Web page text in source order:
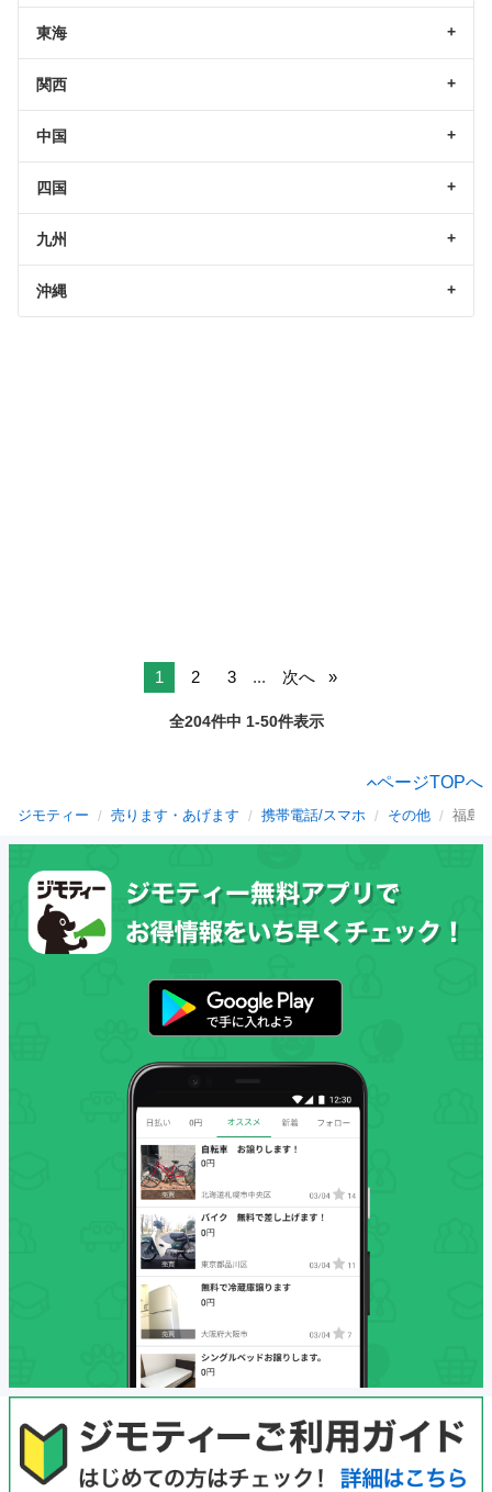
東海
関西
中国
四国
九州
沖縄
1 2 3 ... 次へ
全204件中 1-50件表示
ページTOPへ
ジモティー 売ります・あげます 携帯電話/スマホ その他 福島